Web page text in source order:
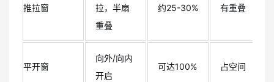
推拉窗
拉，半扇
重叠
约25-30% 有重叠
平开窗
向外/向内
开启
可达100% 占空间